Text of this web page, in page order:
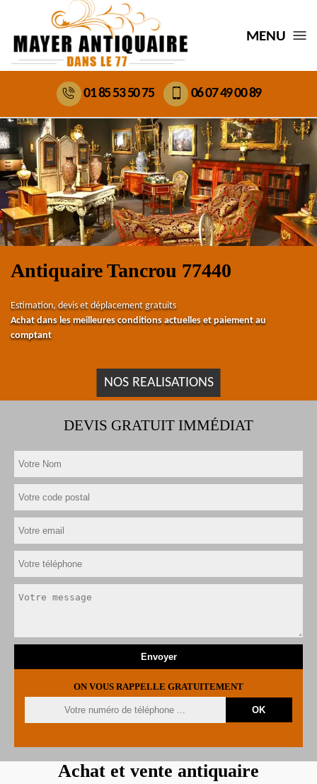
MENU
01 85 53 50 75 06 07 49 00 89
Antiquaire Tancrou 77440
Estimation, devis et déplacement gratuits
Achat dans les meilleures conditions actuelles et paiement au
comptant
NOS REALISATIONS
DEVIS GRATUIT IMMÉDIAT
ON VOUS RAPPELLE GRATUITEMENT
Achat et vente antiquaire